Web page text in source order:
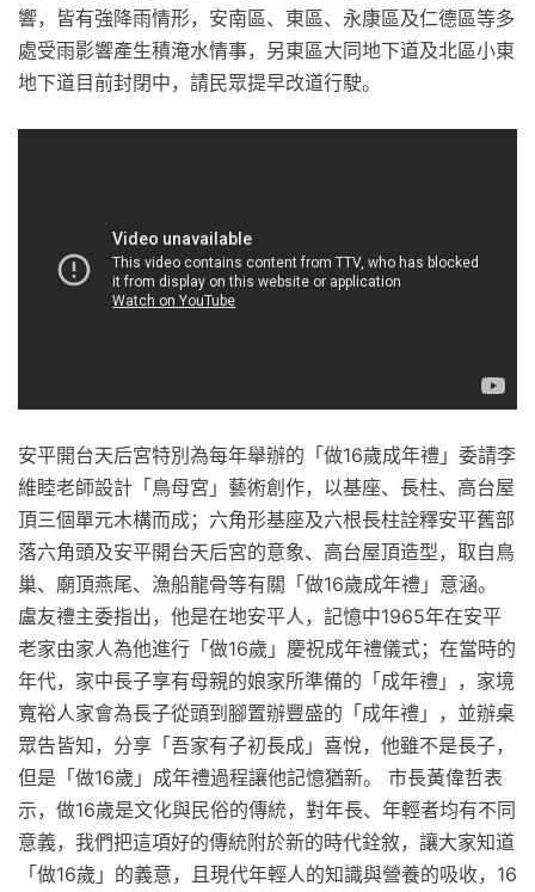
響，皆有強降雨情形，安南區、東區、永康區及仁德區等多
處受雨影響產生積淹水情事，另東區大同地下道及北區小東
地下道目前封閉中，請民眾提早改道行駛。
安平開台天后宮特別為每年舉辦的「做16歲成年禮」委請李
維睦老師設計「鳥母宮」藝術創作，以基座、長柱、高台屋
頂三個單元木構而成；六角形基座及六根長柱詮釋安平舊部
落六角頭及安平開台天后宮的意象、高台屋頂造型，取自鳥
巢、廟頂燕尾、漁船龍骨等有關「做16歲成年禮」意涵。
盧友禮主委指出，他是在地安平人，記憶中1965年在安平
老家由家人為他進行「做16歲」慶祝成年禮儀式；在當時的
年代，家中長子享有母親的娘家所準備的「成年禮」，家境
寬裕人家會為長子從頭到腳置辦豐盛的「成年禮」，並辦桌
眾告皆知，分享「吾家有子初長成」喜悅，他雖不是長子，
但是「做16歲」成年禮過程讓他記憶猶新。 市長黃偉哲表
示，做16歲是文化與民俗的傳統，對年長、年輕者均有不同
意義，我們把這項好的傳統附於新的時代銓敘，讓大家知道
「做16歲」的義意，且現代年輕人的知識與營養的吸收，16